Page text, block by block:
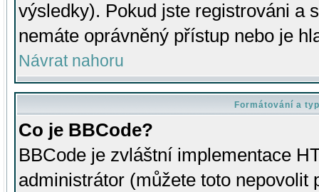
výsledky). Pokud jste registrováni a
nemáte oprávněný přístup nebo je
Návrat nahoru
Formátování a
Co je BBCode?
BBCode je zvláštní implementace
administrátor (můžete toto